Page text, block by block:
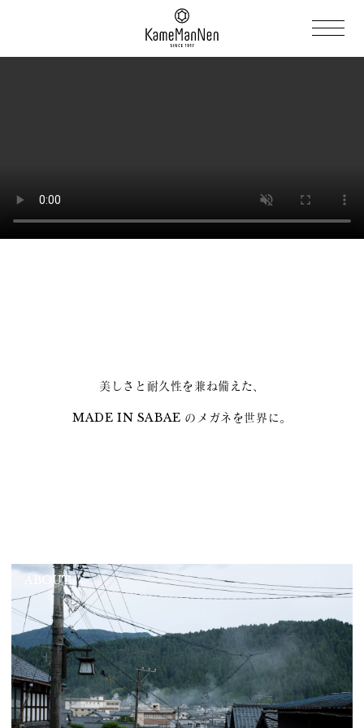
美しさと耐久性を兼ね備えた、
MADE IN SABAE のメガネを世界に。
ABOUT